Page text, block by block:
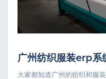
广州纺织服装erp系
大家都知道广州的纺织和服